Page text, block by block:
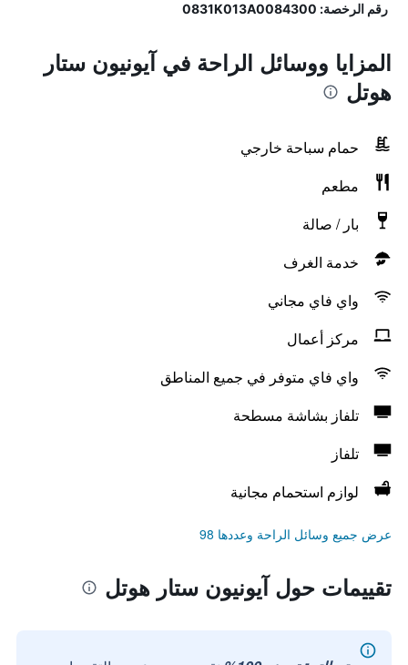
رقم الرخصة: 0831Κ013Α0084300
المزايا ووسائل الراحة في آيونيون ستار
هوتل
حمام سباحة خارجي
مطعم
بار / صالة
خدمة الغرف
واي فاي مجاني
مركز أعمال
واي فاي متوفر في جميع المناطق
تلفاز بشاشة مسطحة
تلفاز
لوازم استحمام مجانية
عرض جميع وسائل الراحة وعددها 98
تقييمات حول آيونيون ستار هوتل